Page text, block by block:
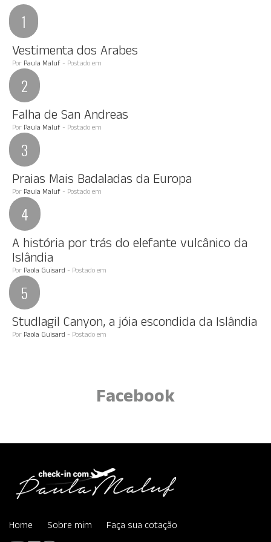
Vestimenta dos Arabes
Por Paula Maluf - Postado em
Falha de San Andreas
Por Paula Maluf - Postado em
Praias Mais Badaladas da Europa
Por Paula Maluf - Postado em
A história por trás do elefante vulcânico da
Islândia
Por Paola Guisard - Postado em
Studlagil Canyon, a jóia escondida da Islândia
Por Paola Guisard - Postado em
Facebook
Home Sobre mim Faça sua cotação